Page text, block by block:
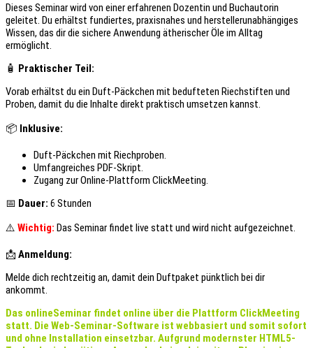
Dieses Seminar wird von einer erfahrenen Dozentin und Buchautorin
geleitet. Du erhältst fundiertes, praxisnahes und herstellerunabhängiges
Wissen, das dir die sichere Anwendung ätherischer Öle im Alltag
ermöglicht.
🧴 Praktischer Teil:
Vorab erhältst du ein Duft-Päckchen mit bedufteten Riechstiften und
Proben, damit du die Inhalte direkt praktisch umsetzen kannst.
📦 Inklusive:
Duft-Päckchen mit Riechproben.
Umfangreiches PDF-Skript.
Zugang zur Online-Plattform ClickMeeting.
📅 Dauer: 6 Stunden
⚠️ Wichtig: Das Seminar findet live statt und wird nicht aufgezeichnet.
📩 Anmeldung:
Melde dich rechtzeitig an, damit dein Duftpaket pünktlich bei dir
ankommt.
Das onlineSeminar findet online über die Plattform ClickMeeting
statt. Die Web-Seminar-Software ist webbasiert und somit sofort
und ohne Installation einsetzbar. Aufgrund modernster HTML5-